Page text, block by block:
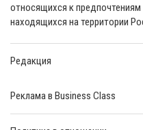
относящихся к предпочтениям
находящихся на территории
Редакция
Реклама в Business Class